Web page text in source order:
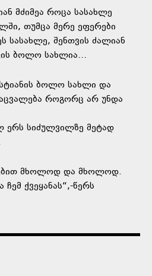
მძიმეა როცა სასახლე
თუმცა მერე ეფერები
სასახლე, შენთვის ძალიან
ბოლო სახლია…
ბოლო სახლი და
როგორც არ უნდა
ერს სიძულვილზე მეტად
მხოლოდ და მხოლოდ.
ქვეყანას“,-წერს